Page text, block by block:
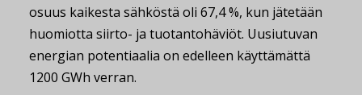
osuus kaikesta sähköstä oli 67,4 %, kun jätetään
huomiotta siirto- ja tuotantohäviöt. Uusiutuvan
energian potentiaalia on edelleen käyttämättä
1200 GWh verran.